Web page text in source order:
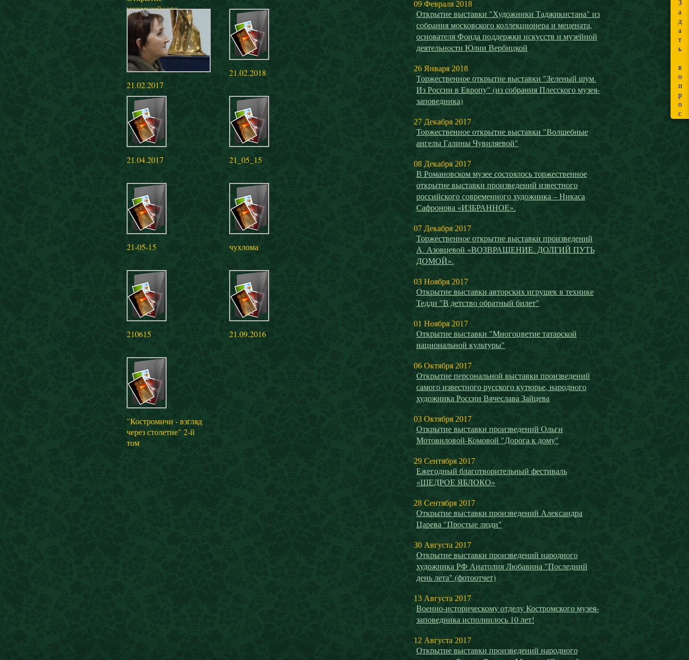
З
а
д
а
т
ь
в
о
п
р
о
с
межмузейного
выставочного проекта
«И. И. Шишкин. К
180-летию со Дня
рождения»
21.02.2017
21.02.2018
21.04.2017 21_05_15
21-05-15 чухлома
210615 21.09.2016
"Костромичи - взгляд
через столетие" 2-й
том
09 Февраля 2018
Открытие выставки "Художники Таджикистана" из
собрания московского коллекционера и мецената,
основателя Фонда поддержки искусств и музейной
деятельности Юлии Вербицкой
26 Января 2018
Торжественное открытие выставки "Зеленый шум.
Из России в Европу" (из собрания Плесского музея-
заповедника)
27 Декабря 2017
Торжественное открытие выставки "Волшебные
ангелы Галины Чувиляевой"
08 Декабря 2017
В Романовском музее состоялось торжественное
открытие выставки произведений известного
российского современного художника – Никаса
Сафронова «ИЗБРАННОЕ».
07 Декабря 2017
Торжественное открытие выставки произведений
А. Азовцевой «ВОЗВРАЩЕНИЕ. ДОЛГИЙ ПУТЬ
ДОМОЙ».
03 Ноября 2017
Открытие выставки авторских игрушек в технике
Тедди "В детство обратный билет"
01 Ноября 2017
Открытие выставки "Многоцветие татарской
национальной культуры"
06 Октября 2017
Открытие персональной выставки произведений
самого известного русского кутюрье, народного
художника России Вячеслава Зайцева
03 Октября 2017
Открытие выставки произведений Ольги
Мотовиловой-Комовой "Дорога к дому"
29 Сентября 2017
Ежегодный благотворительный фестиваль
«ЩЕДРОЕ ЯБЛОКО»
28 Сентября 2017
Открытие выставки произведений Александра
Царева "Простые люди"
30 Августа 2017
Открытие выставки произведений народного
художника РФ Анатолия Любавина "Последний
день лета" (фотоотчет)
13 Августа 2017
Военно-историческому отделу Костромского музея-
заповедника исполнилось 10 лет!
12 Августа 2017
Открытие выставки произведений народного